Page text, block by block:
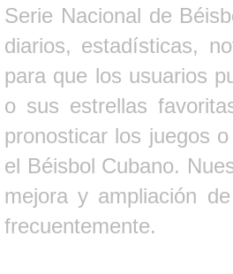
Serie Nacional de
diarios, estadísticas,
para que los usuarios
o sus estrellas
pronosticar los juegos
el Béisbol Cubano.
mejora y ampliación
frecuentemente.